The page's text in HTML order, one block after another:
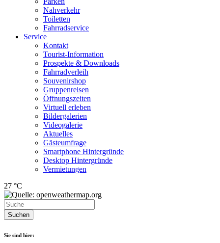
Nahverkehr
Toiletten
Fahrradservice
Service
Kontakt
Tourist-Information
Prospekte & Downloads
Fahrradverleih
Souvenirshop
Gruppenreisen
Öffnungszeiten
Virtuell erleben
Bildergalerien
Videogalerie
Aktuelles
Gästeumfrage
Smartphone Hintergründe
Desktop Hintergründe
Vermietungen
27 °C
Suchen
Sie sind hier: